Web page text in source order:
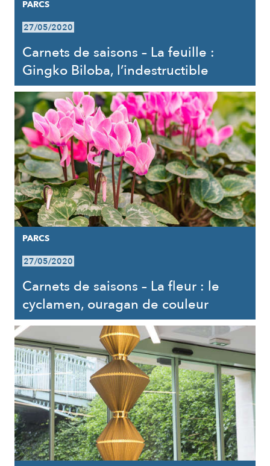
PARCS
27/05/2020
Carnets de saisons – La feuille :
Gingko Biloba, l’indestructible
PARCS
27/05/2020
Carnets de saisons – La fleur : le
cyclamen, ouragan de couleur